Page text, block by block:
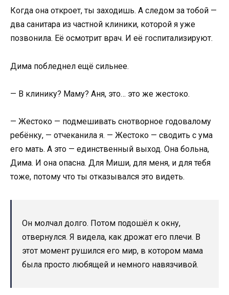
Когда она откроет, ты заходишь. А следом за тобой —
два санитара из частной клиники, которой я уже
позвонила. Её осмотрит врач. И её госпитализируют.
Дима побледнел ещё сильнее.
— В клинику? Маму? Аня, это… это же жестоко.
— Жестоко — подмешивать снотворное годовалому
ребёнку, — отчеканила я. — Жестоко — сводить с ума
его мать. А это — единственный выход. Она больна,
Дима. И она опасна. Для Миши, для меня, и для тебя
тоже, потому что ты отказывался это видеть.
Он молчал долго. Потом подошёл к окну,
отвернулся. Я видела, как дрожат его плечи. В
этот момент рушился его мир, в котором мама
была просто любящей и немного навязчивой.